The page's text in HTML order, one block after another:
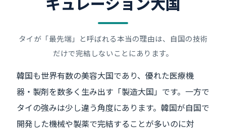
タイが「最先端」と呼ばれる本当の理由は、自国の技術
だけで完結しないことにあります。
韓国も世界有数の美容大国であり、優れた医療機
器・製剤を数多く生み出す「製造大国」です。一方で
タイの強みは少し違う角度にあります。韓国が自国で
開発した機械や製薬で完結することが多いのに対